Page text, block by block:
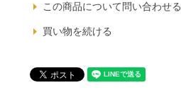
この商品について問い合わせる
買い物を続ける